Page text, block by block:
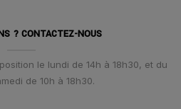
? CONTACTEZ-NOUS
le lundi de 14h à 18h30, et du
de 10h à 18h30.